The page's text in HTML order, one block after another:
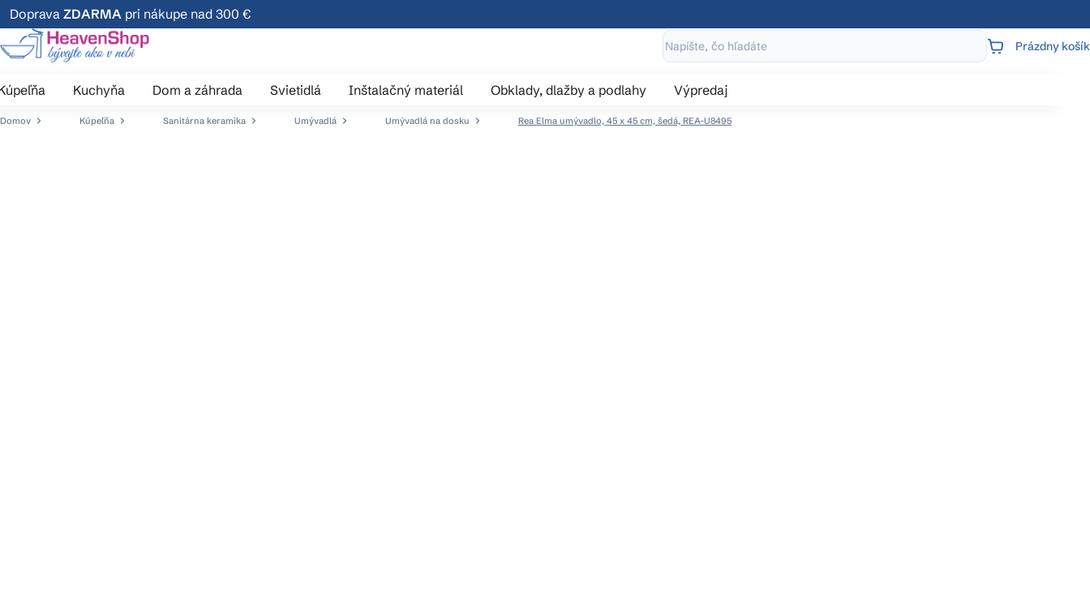
Prejsť
na
obsah
Doprava ZDARMA pri nákupe nad 300 €
NÁKUPNÝ
Prázdny košík
Kuchyňa Dom a záhrada Svietidlá Inštalačný materiál Obklady, dlažby a podlahy Výpredaj
Domov Kúpeľňa Sanitárna keramika Umývadlá Umývadlá na dosku Rea Elma umývadlo, 45 x 45 cm, šedá, REA-U8495